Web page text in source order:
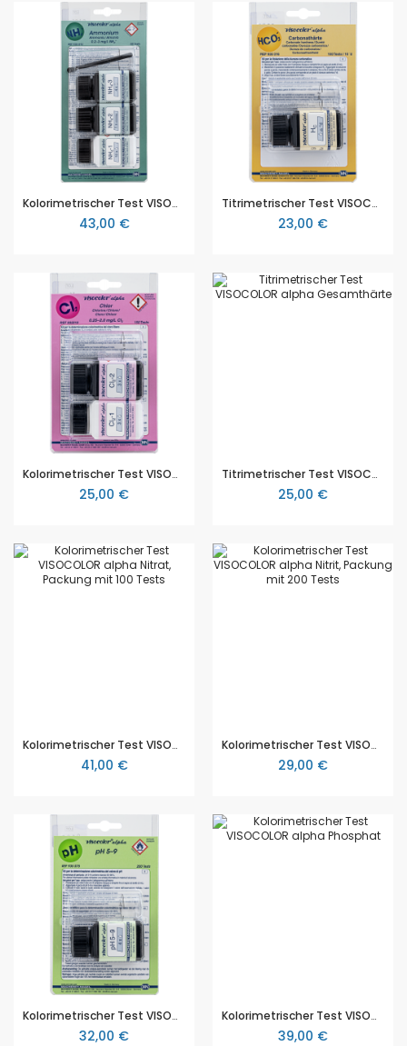
Kolorimetrischer Test VISOCOLOR alpha Ammonium, Packung mit 50 Tests
43,00 €
Titrimetrischer Test VISOCOLOR alpha Carbonathärte, Packung mit 100 Tests
23,00 €
Kolorimetrischer Test VISOCOLOR alpha Chlor, Packung mit 150 Tests
25,00 €
Titrimetrischer Test VISOCOLOR alpha Gesamthärte, Packung mit 100 Tests
25,00 €
Kolorimetrischer Test VISOCOLOR alpha Nitrat, Packung mit 100 Tests
41,00 €
Kolorimetrischer Test VISOCOLOR alpha Nitrit, Packung mit 200 Tests
29,00 €
Kolorimetrischer Test VISOCOLOR alpha pH 5–9, Packung mit 200 Tests
32,00 €
Kolorimetrischer Test VISOCOLOR alpha Phosphat, Packung mit 70 Tests
39,00 €